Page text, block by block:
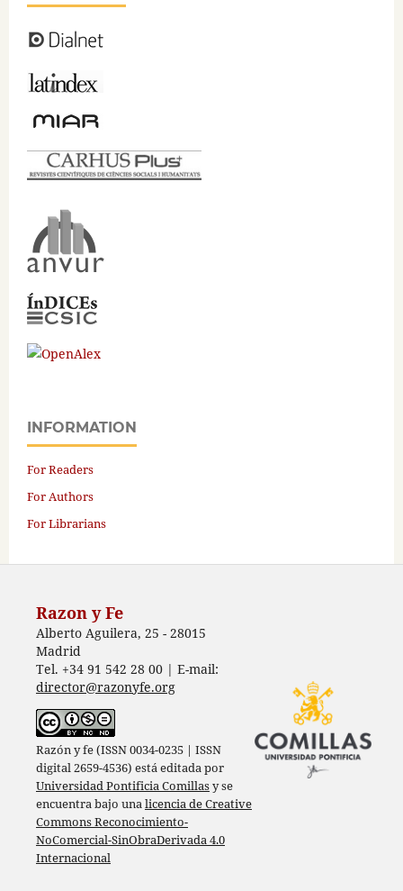
INFORMATION
For Readers
For Authors
For Librarians
Razon y Fe
Alberto Aguilera, 25 - 28015
Madrid
Tel. +34 91 542 28 00 | E-mail:
director@razonyfe.org
Razón y fe (ISSN 0034-0235 | ISSN
digital 2659-4536) está editada por
Universidad Pontificia Comillasy se
encuentra bajo unalicencia de Creative
Commons Reconocimiento-
NoComercial-SinObraDerivada 4.0
Internacional